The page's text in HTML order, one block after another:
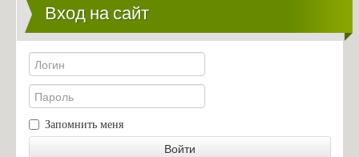
Вход на сайт
Запомнить меня
Войти